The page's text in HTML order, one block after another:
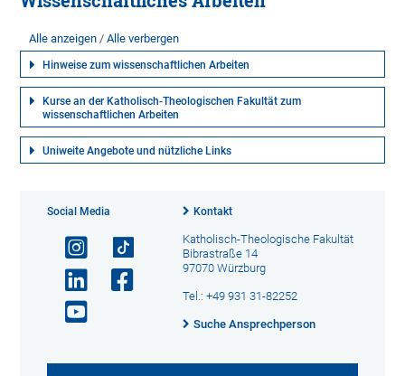
Alle anzeigen Alle verbergen
Hinweise zum wissenschaftlichen Arbeiten
Kurse an der Katholisch-Theologischen Fakultät zum
wissenschaftlichen Arbeiten
Uniweite Angebote und nützliche Links
Social Media Kontakt
Katholisch-Theologische Fakultät
Bibrastraße 14
97070 Würzburg
Tel.: +49 931 31-82252
Suche Ansprechperson